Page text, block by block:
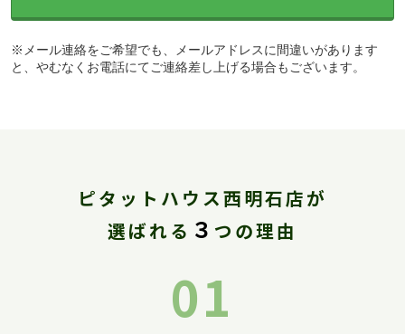
※メール連絡をご希望でも、メールアドレスに間違いがあります
と、やむなくお電話にてご連絡差し上げる場合もございます。
ピタットハウス西明石店が
選ばれる ３ つの理由
01